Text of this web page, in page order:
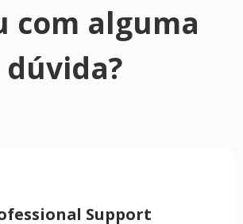
com alguma
dúvida?
Support